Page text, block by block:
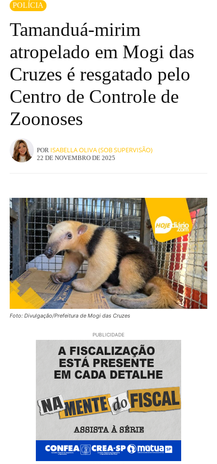
POLÍCIA
Tamanduá-mirim
atropelado em Mogi das
Cruzes é resgatado pelo
Centro de Controle de
Zoonoses
POR ISABELLA OLIVA (SOB SUPERVISÃO)
22 DE NOVEMBRO DE 2025
Foto: Divulgação/Prefeitura de Mogi das Cruzes
PUBLICIDADE